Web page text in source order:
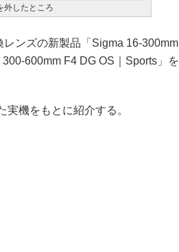
外したところ
ンズの新製品「Sigma 16-300mm
600mm F4 DG OS｜Sports」を
機をもとに紹介する。